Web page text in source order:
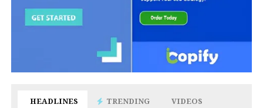
HEADLINES TRENDING VIDEOS